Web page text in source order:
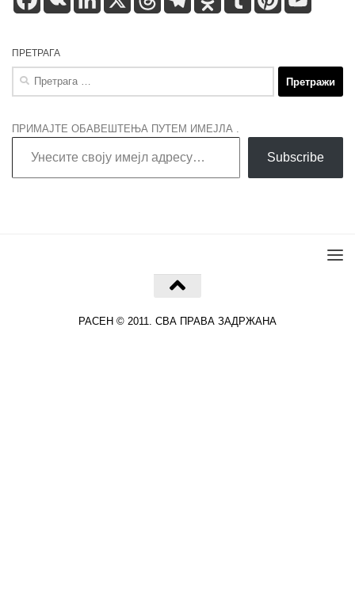
ПРЕТРАГА
Претрага
ПРИМАЈТЕ ОБАВЕШТЕЊА ПУТЕМ ИМЕЈЛА .
Унесите своју имејл адресу…
Subscribe
РАСЕН © 2011. СВА ПРАВА ЗАДРЖАНА